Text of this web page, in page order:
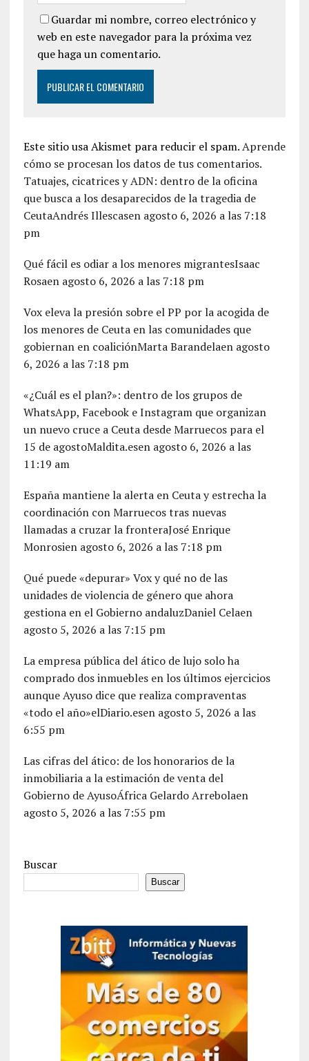
Guardar mi nombre, correo electrónico y
web en este navegador para la próxima vez
que haga un comentario.
Este sitio usa Akismet para reducir el spam.Aprende
cómo se procesan los datos de tus comentarios.
Tatuajes, cicatrices y ADN: dentro de la oficina
que busca a los desaparecidos de la tragedia de
CeutaAndrés Illescasen agosto 6, 2026 a las 7:18
pm
Qué fácil es odiar a los menores migrantesIsaac
Rosaen agosto 6, 2026 a las 7:18 pm
Vox eleva la presión sobre el PP por la acogida de
los menores de Ceuta en las comunidades que
gobiernan en coaliciónMarta Barandelaen agosto
6, 2026 a las 7:18 pm
«¿Cuál es el plan?»: dentro de los grupos de
WhatsApp, Facebook e Instagram que organizan
un nuevo cruce a Ceuta desde Marruecos para el
15 de agostoMaldita.esen agosto 6, 2026 a las
11:19 am
España mantiene la alerta en Ceuta y estrecha la
coordinación con Marruecos tras nuevas
llamadas a cruzar la fronteraJosé Enrique
Monrosien agosto 6, 2026 a las 7:18 pm
Qué puede «depurar» Vox y qué no de las
unidades de violencia de género que ahora
gestiona en el Gobierno andaluzDaniel Celaen
agosto 5, 2026 a las 7:15 pm
La empresa pública del ático de lujo solo ha
comprado dos inmuebles en los últimos ejercicios
aunque Ayuso dice que realiza compraventas
«todo el año»elDiario.esen agosto 5, 2026 a las
6:55 pm
Las cifras del ático: de los honorarios de la
inmobiliaria a la estimación de venta del
Gobierno de AyusoÁfrica Gelardo Arrebolaen
agosto 5, 2026 a las 7:55 pm
Buscar
Buscar